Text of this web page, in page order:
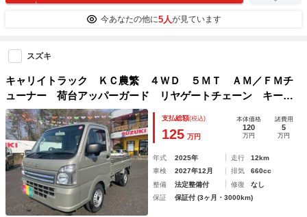
今あなたの他に5人が見ています
スズキ
キャリイトラック ＫＣ農繁 ４ＷＤ ５ＭＴ ＡＭ／ＦＭチ
ューナー 荷台アッパーガード リヤゲートチェーン キーレ
ス パワーウィンドウ エアコン パワステ 届け出済み未使
用車 強化リヤサスペンション（４枚リーフスプリング）
支払総額(税込)
125 万円
本体価格
120
万円
諸費用
5
万円
年式 2025年 走行
12km
車検
2027年12月 排気
660cc
整備
法定整備付 修復
なし
保証
保証付 (3ヶ月・3000km)